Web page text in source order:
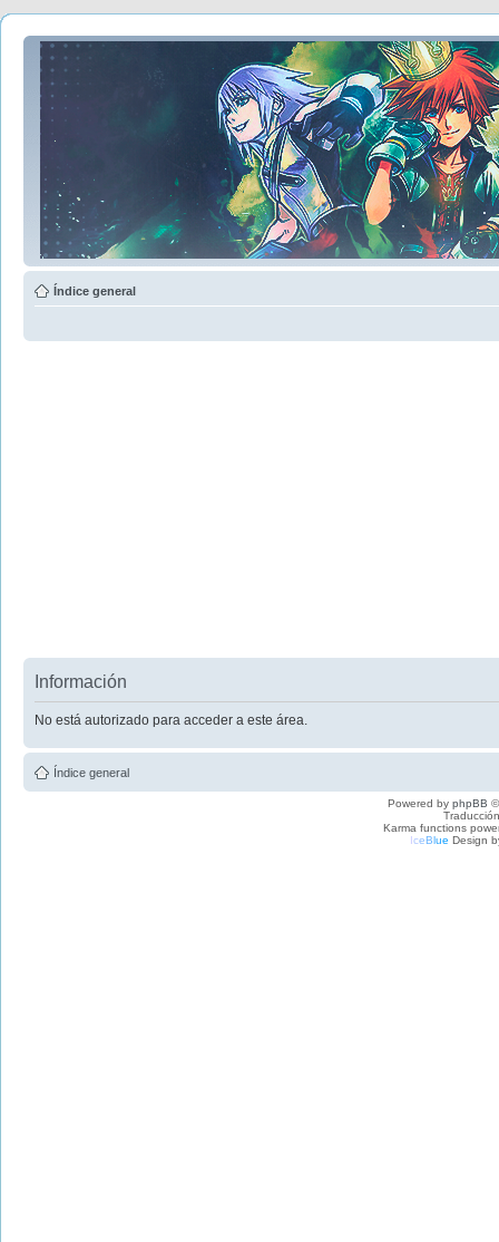
Índice general
Información
No está autorizado para acceder a este área.
Índice general
Powered by phpBB
Karma functions
IceBlue Design